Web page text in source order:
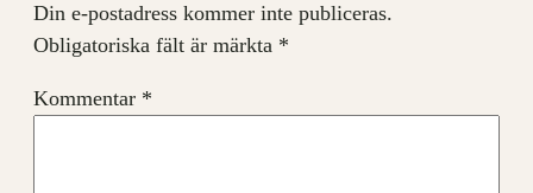
Din e-postadress kommer inte publiceras.
Obligatoriska fält är märkta *
Kommentar *